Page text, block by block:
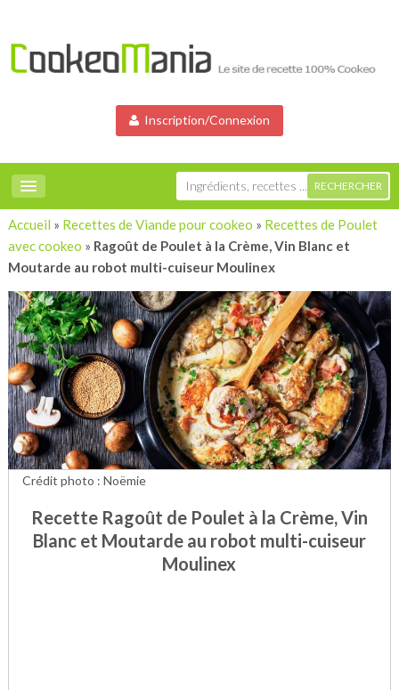
Inscription/Connexion
Accueil » Recettes de Viande pour cookeo » Recettes de Poulet
avec cookeo » Ragoût de Poulet à la Crème, Vin Blanc et
Moutarde au robot multi-cuiseur Moulinex
Recette Ragoût de Poulet à la Crème, Vin
Blanc et Moutarde au robot multi-cuiseur
Moulinex
Crédit photo : Noëmie